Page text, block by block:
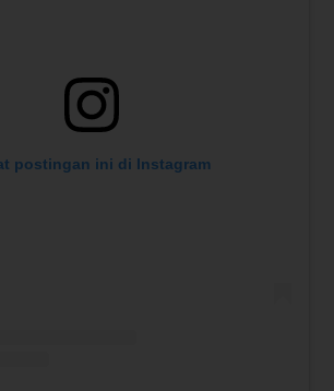
postingan ini di Instagram